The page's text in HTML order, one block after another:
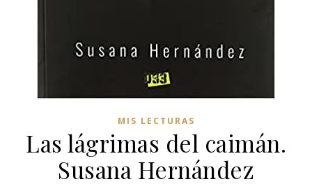
MIS LECTURAS
Las lágrimas del caimán.
Susana Hernández